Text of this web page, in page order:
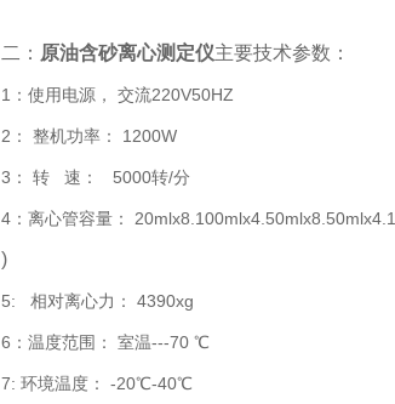
二： 原油含砂离心测定仪主要技术参数：
1：使用电源， 交流220V50HZ
2： 整机功率： 1200W
3： 转 速： 5000转/分
4：离心管容量：
)
5: 相对离心力： 4390xg
6：温度范围： 室温---70 ℃
7: 环境温度： -20℃-40℃